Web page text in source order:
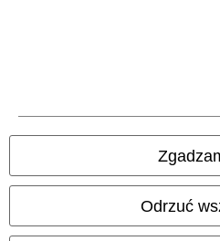
Odrzuć
Unieszkodliwianie odpadów i
Deklaracja Zgodności
Informacje dotyczące dostępności